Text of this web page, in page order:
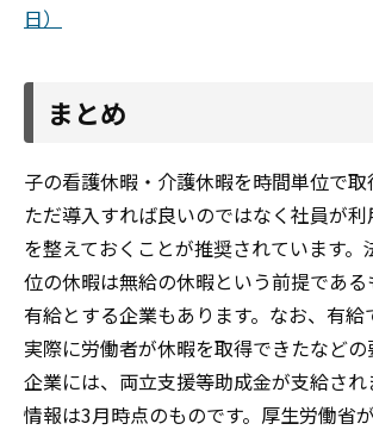
日）
まとめ
子の看護休暇・介護休暇を時間単位で取
ただ導入すれば良いのではなく社員が
を整えておくことが推奨されています。
位の休暇は無給の休暇という前提であ
有給とする企業もあります。なお、有給
実際に労働者が休暇を取得できたなど
企業には、両立支援等助成金が支給さ
情報は3月時点のものです。厚生労働省